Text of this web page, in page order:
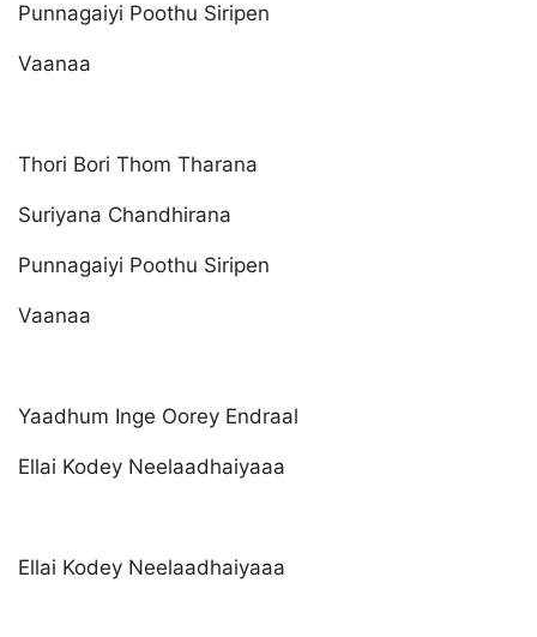
Punnagaiyi Poothu Siripen
Vaanaa
Thori Bori Thom Tharana
Suriyana Chandhirana
Punnagaiyi Poothu Siripen
Vaanaa
Yaadhum Inge Oorey Endraal
Ellai Kodey Neelaadhaiyaaa
Ellai Kodey Neelaadhaiyaaa